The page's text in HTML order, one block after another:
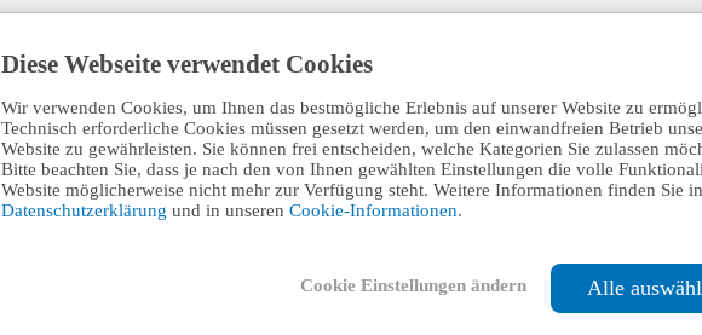
Diese Webseite verwendet Cookies
Wir verwenden Cookies, um Ihnen das bestmögliche Erlebnis auf unserer Website zu
Technisch erforderliche Cookies müssen gesetzt werden, um den einwandfreien Betrieb
Website zu gewährleisten. Sie können frei entscheiden, welche Kategorien Sie zulassen
Bitte beachten Sie, dass je nach den von Ihnen gewählten Einstellungen die volle
Website möglicherweise nicht mehr zur Verfügung steht. Weitere Informationen finden Sie
Datenschutzerklärung und in unseren Cookie-Informationen.
Cookie Einstellungen ändern Alle